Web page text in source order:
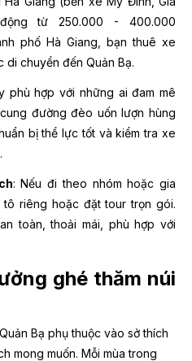
từ 250.000 - 400.000
phố Hà Giang, bạn thuê xe
chuyển đến Quản Bạ.
phù hợp với những ai đam mê
đường đèo uốn lượn hùng
bị thể lực tốt và kiểm tra xe
: Nếu đi theo nhóm hoặc gia
riêng hoặc đặt tour trọn gói.
toàn, thoải mái, phù hợp với
ghé thăm núi
Bạ phụ thuộc vào sở thích
mong muốn. Mỗi mùa trong